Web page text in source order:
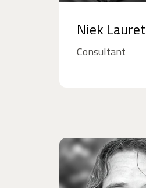
Niek Lauret
Consultant